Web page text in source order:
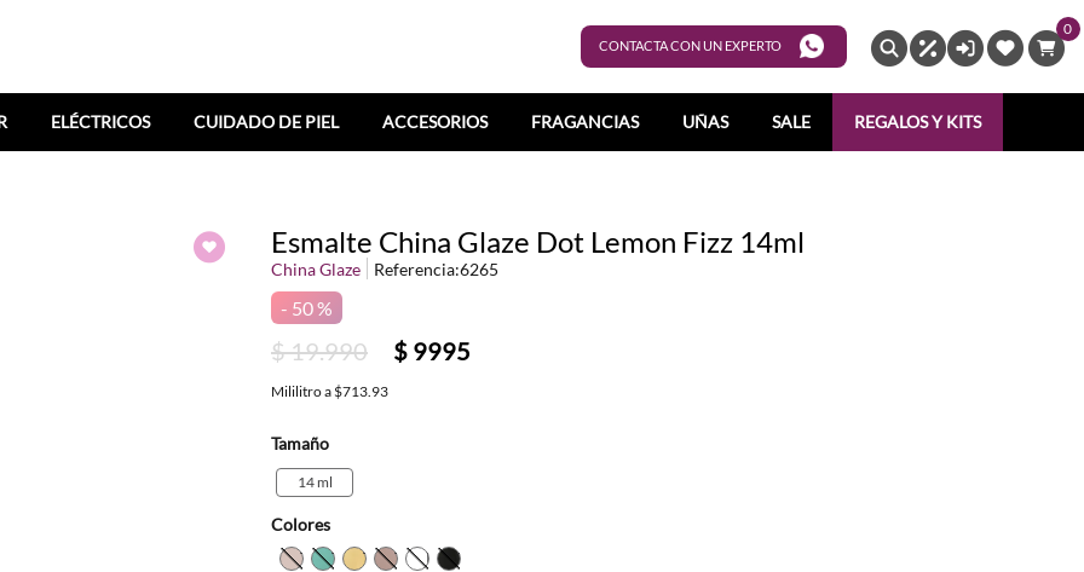
CONTACTA CON UN EXPERTO
0
ELÉCTRICOS CUIDADO DE PIEL ACCESORIOS FRAGANCIAS UÑAS SALE REGALOS Y KITS
Esmalte China Glaze Dot Lemon Fizz 14ml
China Glaze Referencia:6265
50 %
$19.990 $ 9995
Mililitroa $713.93
Tamaño
14 ml
Colores
TEXTURA_2723
TEXTURA_2724
TEXTURA_6265
TEXURA_2715
ÚnicoTEXTURA_48726